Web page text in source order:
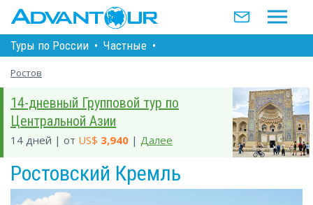
Туры по Росcии • Частные •
Ростов
14-дневный Групповой тур по
Центральной Азии
14 дней | от US$ 3,940 | Далее
Ростовский Кремль